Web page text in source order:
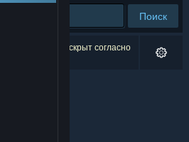
Поиск
0. 1 продукт скрыт согласно